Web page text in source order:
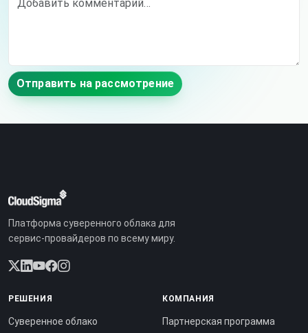
Отправить на рассмотрение
Платформа суверенного облака для
сервис-провайдеров по всему миру.
РЕШЕНИЯ
Суверенное облако
КОМПАНИЯ
Партнерская программа